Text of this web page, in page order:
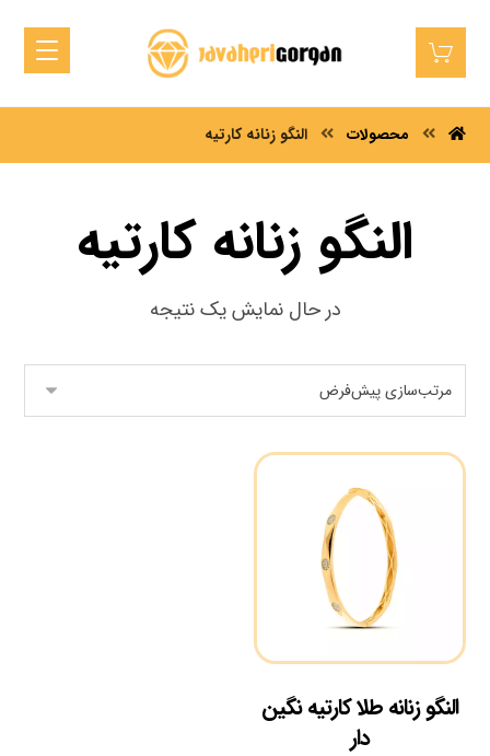
محصولات النگو زنانه کارتیه
النگو زنانه کارتیه
در حال نمایش یک نتیجه
النگو زنانه طلا کارتیه نگین
دار